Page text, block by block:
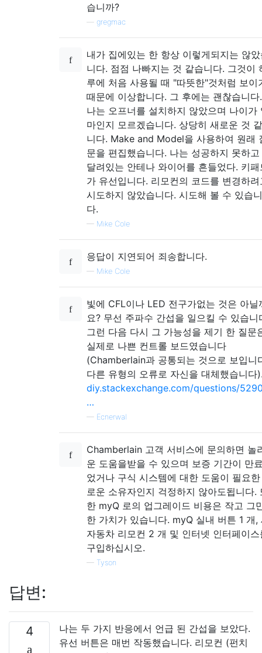
습니까?
gregmac
내가 집에있는 한 항상 이렇게되지는 않
니다. 점점 나빠지는 것 같습니다. 그것이
루에 처음 사용될 때 "따뜻한"것처럼 보이
때문에 이상합니다. 그 후에는 괜찮습니다.
나는 오프너를 설치하지 않았으며 나이가
마인지 모르겠습니다. 상당히 새로운 것
니다. Make and Model을 사용하여 원래
문을 편집했습니다. 나는 성공하지 못하고
달려있는 안테나 와이어를 흔들었다. 키패
가 유선입니다. 리모컨의 코드를 변경하려
시도하지 않았습니다. 시도해 볼 수 있습니
다.
— Mike Cole
응답이 지연되어 죄송합니다.
— Mike Cole
빛에 CFL이나 LED 전구가없는 것은 아닐
요? 무선 주파수 간섭을 일으킬 수 있습니
그런 다음 다시 그 가능성을 제기 한 질문
실제로 나쁜 컨트롤 보드였습니다
(Chamberlain과 공통되는 것으로 보입니
다른 유형의 오류로 자신을 대체했습니다
diy.stackexchange.com/questions/
…
— Ecnerwal
Chamberlain 고객 서비스에 문의하면 놀
운 도움을받을 수 있으며 보증 기간이 만
었거나 구식 시스템에 대한 도움이 필요
로운 소유자인지 걱정하지 않아도됩니다.
한 myQ 로의 업그레이드 비용은 작고 그
한 가치가 있습니다. myQ 실내 버튼 1 개,
자동차 리모컨 2 개 및 인터넷 인터페이스
구입하십시오.
— Tyson
답변:
4
나는 두 가지 반응에서 언급 된 간섭을 보았다.
유선 버튼은 매번 작동했습니다. 리모컨 (펀치